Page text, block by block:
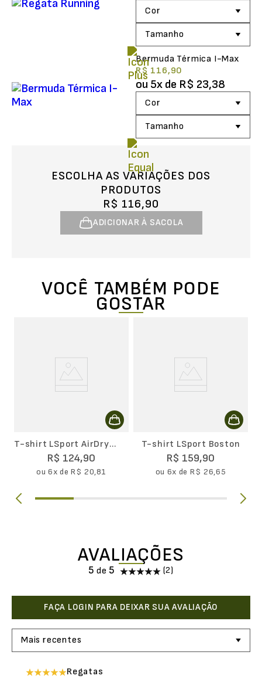
Bermuda Térmica I-Max
R$ 116,90
ou 5x de R$ 23,38
ESCOLHA AS VARIAÇÕES DOS
PRODUTOS
R$ 116,90
ADICIONAR À SACOLA
VOCÊ TAMBÉM PODE
GOSTAR
T-shirt LSport AirDry
Masculina
R$ 124,90
ou6x deR$ 20,81
T-shirt LSport Boston
R$ 159,90
ou 6x de R$ 26,65
AVALIAÇÕES
5 (2)
Mais recentes
Regatas